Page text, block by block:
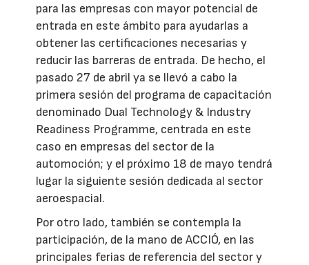
para las empresas con mayor potencial de
entrada en este ámbito para ayudarlas a
obtener las certificaciones necesarias y
reducir las barreras de entrada. De hecho, el
pasado 27 de abril ya se llevó a cabo la
primera sesión del programa de capacitación
denominado Dual Technology & Industry
Readiness Programme, centrada en este
caso en empresas del sector de la
automoción; y el próximo 18 de mayo tendrá
lugar la siguiente sesión dedicada al sector
aeroespacial.
Por otro lado, también se contempla la
participación, de la mano de ACCIÓ, en las
principales ferias de referencia del sector y